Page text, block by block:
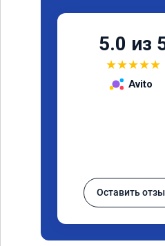
5.0 из
★★★★★
Avito
Оставить